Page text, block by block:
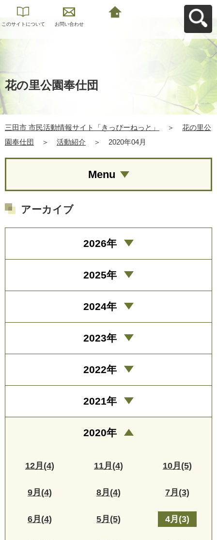
このサイトについて お問い合わせ
花の里公園奉仕団
三田市 市民活動情報サイト「きっぴーねっと」 ＞
花の里公
園奉仕団
＞ 活動紹介 ＞ 2020年04月
Menu
アーカイブ
2026年
2025年
2024年
2023年
2022年
2021年
2020年
12月(4) 11月(4) 10月(5)
9月(4) 8月(4) 7月(3)
6月(4) 5月(5) 4月(3)